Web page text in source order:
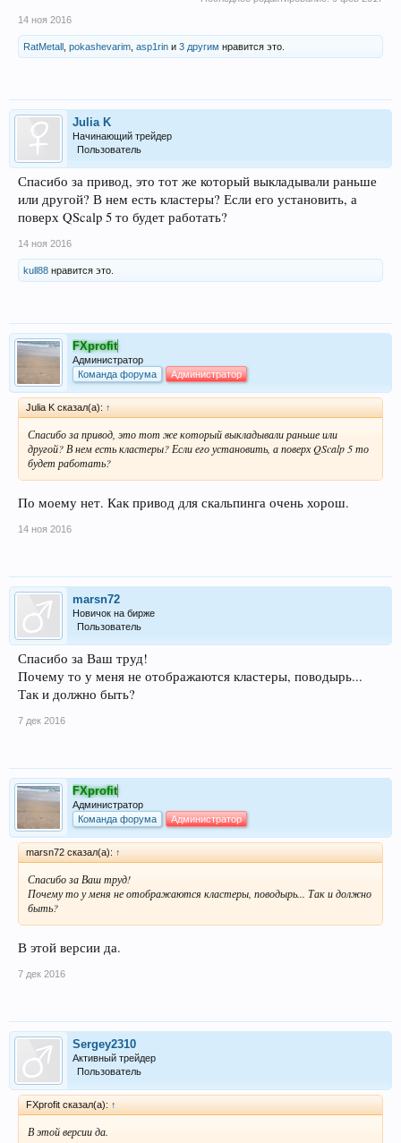
14 ноя 2016
RatMetall pokashevarim asp1rin и 3 другим нравится это.
Julia K
Начинающий трейдер
Пользователь
Спасибо за привод, это тот же который выкладывали раньше
или другой? В нем есть кластеры? Если его установить, а
поверх QScalp 5 то будет работать?
14 ноя 2016
kull88 нравится это.
FXprofit
Администратор
Команда форума
Администратор
Julia K сказал(а): ↑
Спасибо за привод, это тот же который выкладывали раньше или
другой? В нем есть кластеры? Если его установить, а поверх QScalp 5 то
будет работать?
По моему нет. Как привод для скальпинга очень хорош.
14 ноя 2016
marsn72
Новичок на бирже
Пользователь
Спасибо за Ваш труд!
Почему то у меня не отображаются кластеры, поводырь...
Так и должно быть?
7 дек 2016
FXprofit
Администратор
Команда форума
Администратор
marsn72 сказал(а): ↑
Спасибо за Ваш труд!
Почему то у меня не отображаются кластеры, поводырь... Так и должно
быть?
В этой версии да.
7 дек 2016
Sergey2310
Активный трейдер
Пользователь
FXprofit сказал(а): ↑
В этой версии да.